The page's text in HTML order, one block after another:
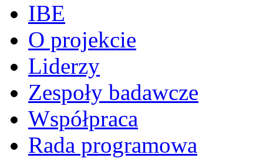
IBE
O projekcie
Liderzy
Zespoły badawcze
Współpraca
Rada programowa